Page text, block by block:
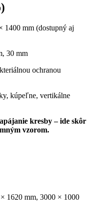
1400 mm (dostupný aj
30 mm
ochranou
kúpeľne, vertikálne
kresby – ide skôr
vzorom.
1620 mm, 3000 × 1000